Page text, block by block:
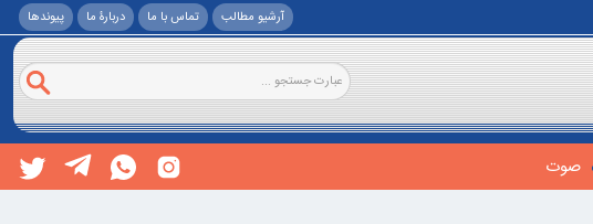
آرشیو مطالب تماس با ما دربارۀ ما پيوندها
صوت